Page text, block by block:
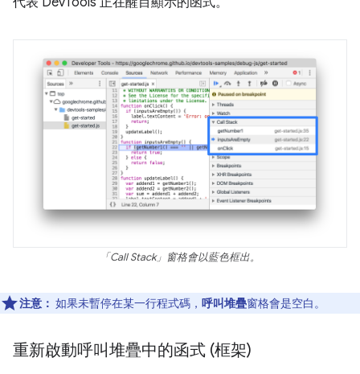
「Call Stack」 窗格會以藍色框出。
注意： 如果未暫停在某一行程式碼， 呼叫堆疊窗格會是空白。
重新啟動呼叫堆疊中的函式 (框架)